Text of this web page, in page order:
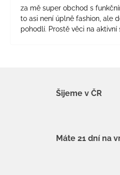
za mě super obchod s
to asi není úplně fashion, ale
pohodlí. Prostě věci na aktivní
Šijeme v ČR
Máte 21 dní na